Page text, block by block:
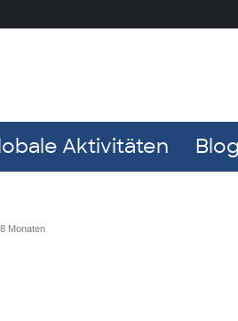
Aktivitäten
Monaten